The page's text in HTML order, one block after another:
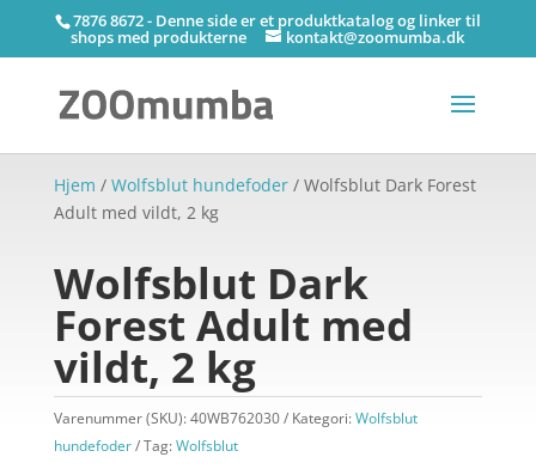
7876 8672 - Denne side er et produktkatalog og linker til
shops med produkterne kontakt@zoomumba.dk
Hjem / Wolfsblut hundefoder/ Wolfsblut Dark Forest
Adult med vildt, 2 kg
Wolfsblut Dark
Forest Adult med
vildt, 2 kg
Varenummer (SKU):40WB762030 Kategori:Wolfsblut
hundefoder
Tag:Wolfsblut